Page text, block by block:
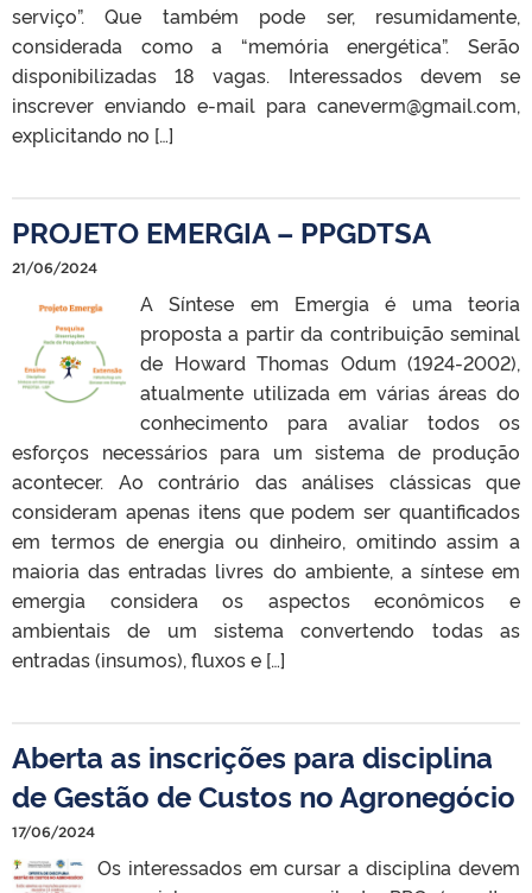
serviço”. Que também pode ser, resumidamente,
considerada como a “memória energética”. Serão
disponibilizadas 18 vagas. Interessados devem se
inscrever enviando e-mail para caneverm@gmail.com,
explicitando no […]
PROJETO EMERGIA – PPGDTSA
21/06/2024
A Síntese em Emergia é uma teoria
proposta a partir da contribuição seminal
de Howard Thomas Odum (1924-2002),
atualmente utilizada em várias áreas do
conhecimento para avaliar todos os
esforços necessários para um sistema de produção
acontecer. Ao contrário das análises clássicas que
consideram apenas itens que podem ser quantificados
em termos de energia ou dinheiro, omitindo assim a
maioria das entradas livres do ambiente, a síntese em
emergia considera os aspectos econômicos e
ambientais de um sistema convertendo todas as
entradas (insumos), fluxos e […]
Aberta as inscrições para disciplina
de Gestão de Custos no Agronegócio
17/06/2024
Os interessados em cursar a disciplina devem